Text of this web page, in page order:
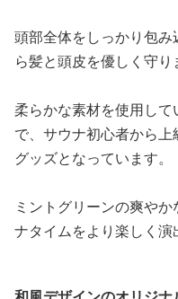
頭部全体をしっかり包
ら髪と頭皮を優しく守り
柔らかな素材を使用し
で、サウナ初心者から
グッズとなっています。
ミントグリーンの爽や
ナタイムをより楽しく演